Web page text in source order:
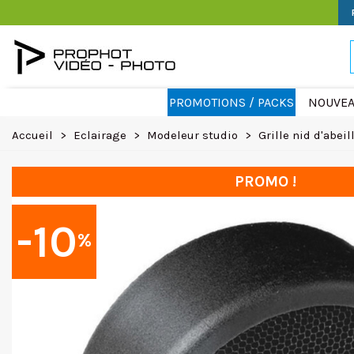
PROMOTIONS / PACKS
Accueil > Eclairage > Modeleur studio > Grille nid
-10%
PROMO !